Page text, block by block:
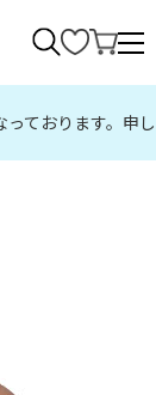
ております。申し